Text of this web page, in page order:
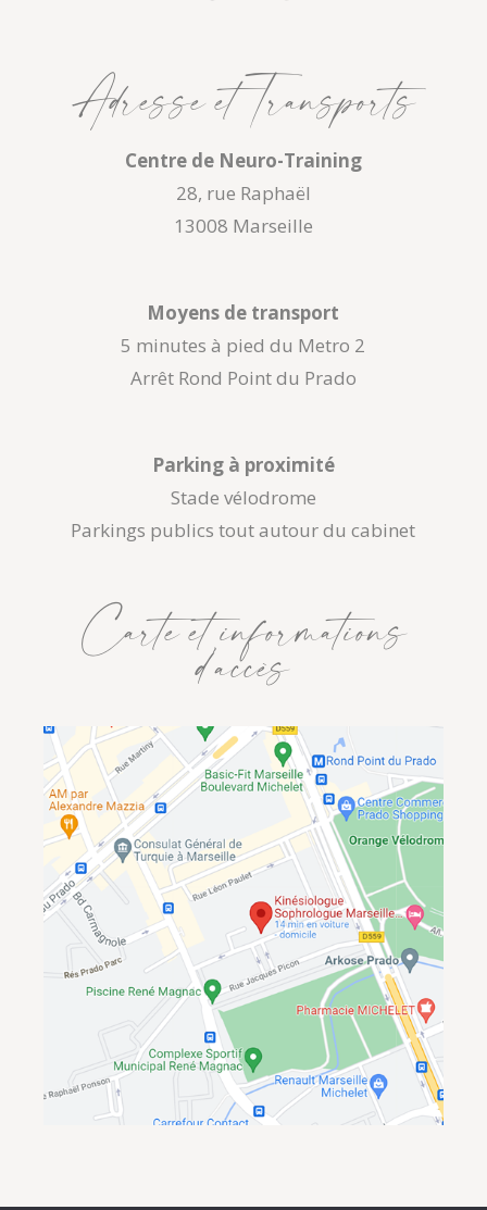
Adresse et Transports
Centre de Neuro-Training
28, rue Raphaël
13008 Marseille
Moyens de transport
5 minutes à pied du Metro 2
Arrêt Rond Point du Prado
Parking à proximité
Stade vélodrome
Parkings publics tout autour du cabinet
Carte et informations
d’accès